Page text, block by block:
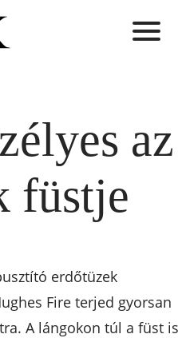
az
füstje
erdőtüzek
Fire terjed gyorsan
A lángokon túl a füst is